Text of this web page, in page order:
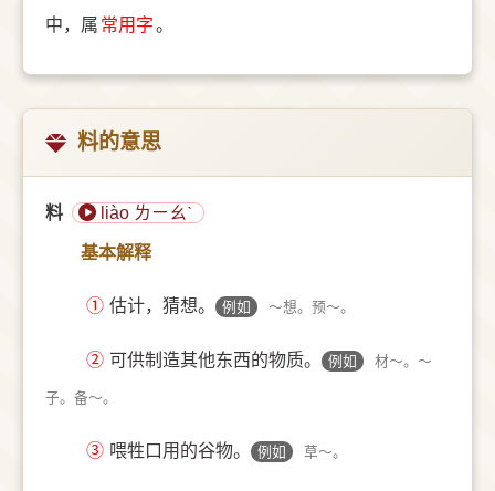
中，属 常用字。
料的意思
料 liào ㄌㄧㄠˋ
基本解释
① 估计，猜想。 例如 ～想。预～。
② 可供制造其他东西的物质。 例如 材～。～
子。备～。
③ 喂牲口用的谷物。 例如 草～。